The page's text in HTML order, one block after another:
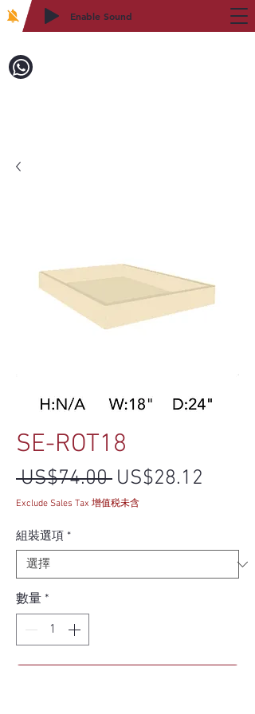
Enable Sound
SE-ROT18
US$74.00 一般價格
US$28.12
Exclude Sales Tax 增值税未含
組裝選項 *
數量 *